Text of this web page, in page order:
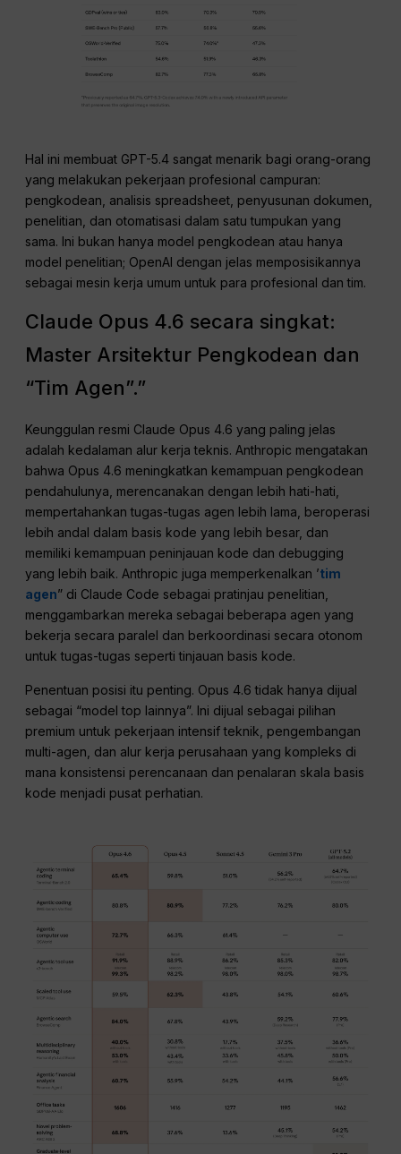
Hal ini membuat GPT-5.4 sangat menarik bagi orang-orang
yang melakukan pekerjaan profesional campuran:
pengkodean, analisis spreadsheet, penyusunan dokumen,
penelitian, dan otomatisasi dalam satu tumpukan yang
sama. Ini bukan hanya model pengkodean atau hanya
model penelitian; OpenAI dengan jelas memposisikannya
sebagai mesin kerja umum untuk para profesional dan tim.
Claude Opus 4.6 secara singkat:
Master Arsitektur Pengkodean dan
“Tim Agen”.”
Keunggulan resmi Claude Opus 4.6 yang paling jelas
adalah kedalaman alur kerja teknis. Anthropic mengatakan
bahwa Opus 4.6 meningkatkan kemampuan pengkodean
pendahulunya, merencanakan dengan lebih hati-hati,
mempertahankan tugas-tugas agen lebih lama, beroperasi
lebih andal dalam basis kode yang lebih besar, dan
memiliki kemampuan peninjauan kode dan debugging
yang lebih baik. Anthropic juga memperkenalkan ’tim
agen” di Claude Code sebagai pratinjau penelitian,
menggambarkan mereka sebagai beberapa agen yang
bekerja secara paralel dan berkoordinasi secara otonom
untuk tugas-tugas seperti tinjauan basis kode.
Penentuan posisi itu penting. Opus 4.6 tidak hanya dijual
sebagai “model top lainnya”. Ini dijual sebagai pilihan
premium untuk pekerjaan intensif teknik, pengembangan
multi-agen, dan alur kerja perusahaan yang kompleks di
mana konsistensi perencanaan dan penalaran skala basis
kode menjadi pusat perhatian.